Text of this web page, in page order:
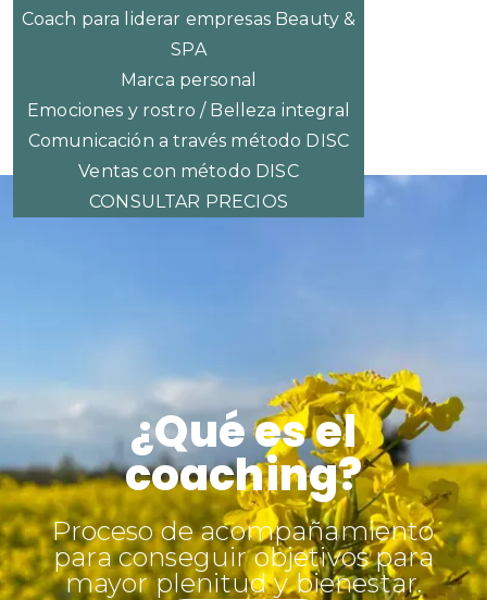
Coach para liderar empresas Beauty &
SPA
Marca personal
Emociones y rostro / Belleza integral
Comunicación a través método DISC
Ventas con método DISC
CONSULTAR PRECIOS
¿Qué es el
coaching?
Proceso de acompañamiento
para conseguir objetivos para
mayor plenitud y bienestar.